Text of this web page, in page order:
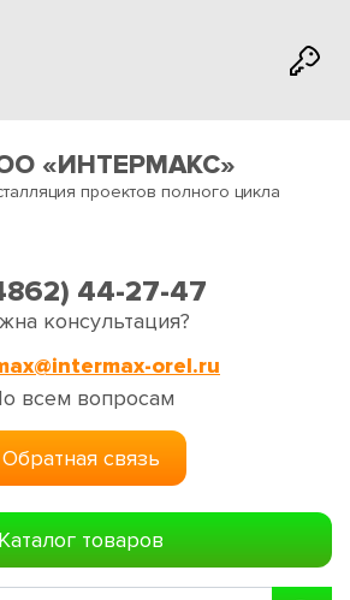
«ИНТЕРМАКС»
проектов полного цикла
44-27-47
консультация?
orel.ru
всем вопросам
Обратная связь
Каталог товаров